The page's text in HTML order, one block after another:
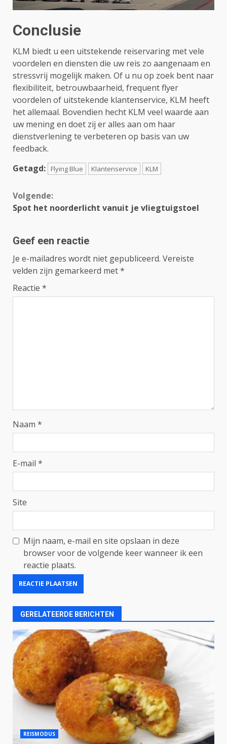
Conclusie
KLM biedt u een uitstekende reiservaring met vele
voordelen en diensten die uw reis zo aangenaam en
stressvrij mogelijk maken. Of u nu op zoek bent naar
flexibiliteit, betrouwbaarheid, frequent flyer
voordelen of uitstekende klantenservice, KLM heeft
het allemaal. Bovendien hecht KLM veel waarde aan
uw mening en doet zij er alles aan om haar
dienstverlening te verbeteren op basis van uw
feedback.
Getagd:
Flying Blue Klantenservice KLM
Continue
Reading
Volgende:
Spot het noorderlicht vanuit je vliegtuigstoel
Geef een reactie
Je e-mailadres wordt niet gepubliceerd. Vereiste
velden zijn gemarkeerd met*
Reactie *
Naam *
E-mail *
Site
Mijn naam, e-mail en site opslaan in deze
browser voor de volgende keer wanneer ik een
reactie plaats.
GERELATEERDE BERICHTEN
REISMODUS